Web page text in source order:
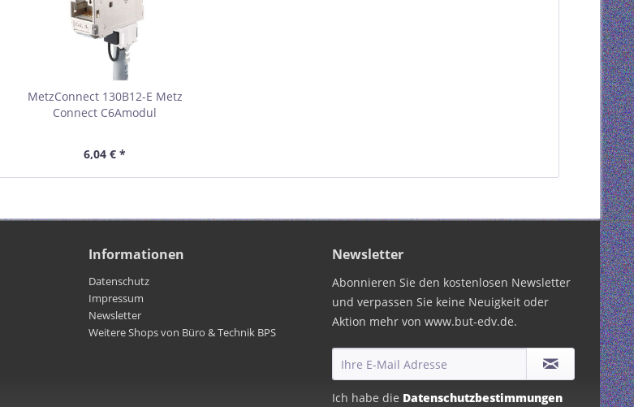
MetzConnect 130B12-E Metz
Connect C6Amodul
6,04 € *
Informationen
Datenschutz
Impressum
Newsletter
Weitere Shops von Büro & Technik BPS
Newsletter
Abonnieren Sie den kostenlosen Newsletter
und verpassen Sie keine Neuigkeit oder
Aktion mehr von www.but-edv.de.
Ich habe die Datenschutzbestimmungen